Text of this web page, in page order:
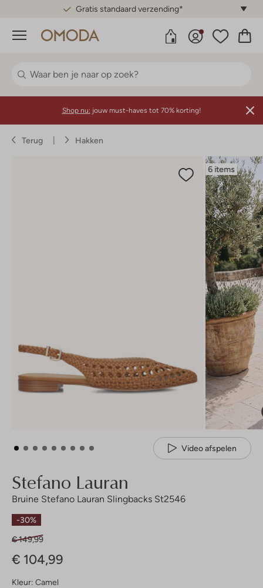
Gratis standaard verzending*
Menu
Shop nu: jouw must-haves tot 70% korting!
Terug Hakken
6 items
Video afspelen
Stefano Lauran
Bruine Stefano Lauran Slingbacks St2546
-30%
€ 149,99
€ 104,99
Kleur: Camel